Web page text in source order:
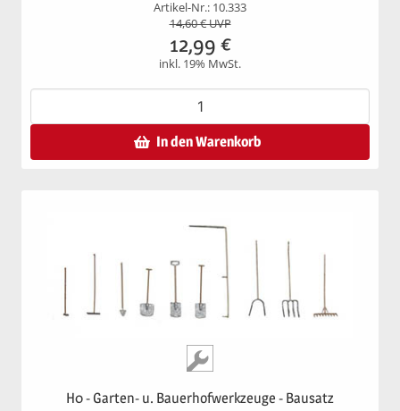
Artikel-Nr.: 10.333
14,60€ UVP
12,99 €
inkl. 19% MwSt.
In den Warenkorb
H0 - Garten- u. Bauerhofwerkzeuge - Bausatz